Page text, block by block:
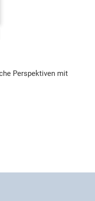
Perspektiven mit